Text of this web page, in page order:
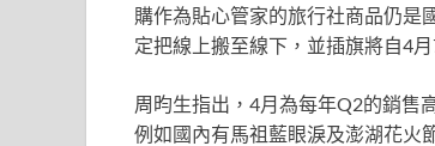
購作為貼心管家的旅行社商品仍是
定把線上搬至線下，並插旗將自4
周昀生指出，4月為每年Q2的銷售
例如國內有馬祖藍眼淚及澎湖花火